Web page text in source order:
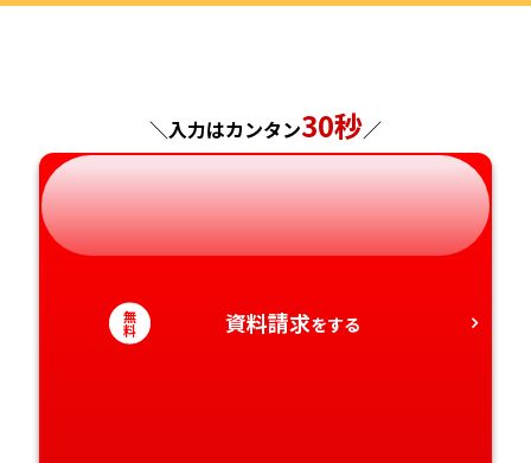
神奈川県
岐阜県
静岡県
愛知県
奈良県
和歌山県
山口県
徳島県
香川県
長崎県
熊本県
大分県
宮崎県
＼入力はカンタン30秒／
無
料 資料請求をする